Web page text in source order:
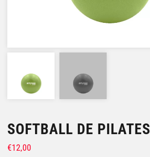
SOFTBALL DE PILATES
€12,00